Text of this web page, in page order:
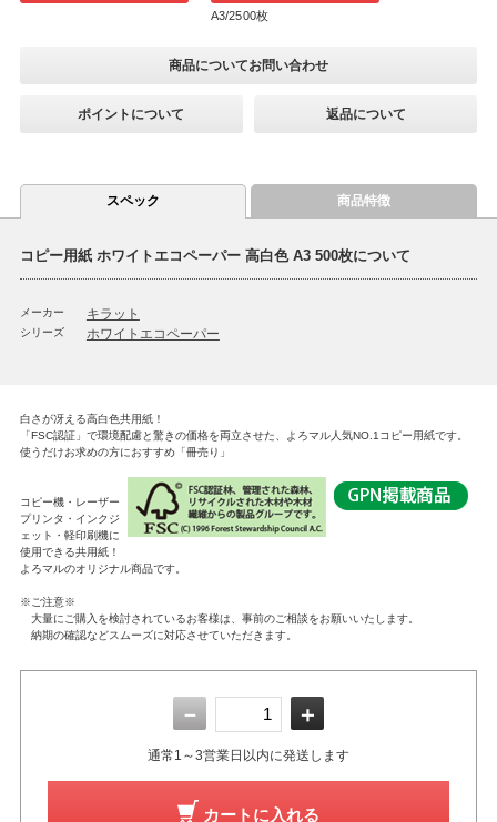
A3/2500枚
商品についてお問い合わせ
ポイントについて 返品について
スペック 商品特徴
コピー用紙 ホワイトエコペーパー 高白色 A3 500枚について
メーカー キラット
シリーズ ホワイトエコペーパー
白さが冴える高白色共用紙！
「FSC認証」で環境配慮と驚きの価格を両立させた、よろマル人気NO.1コピー用紙です。
使うだけお求めの方におすすめ「冊売り」
コピー機・レーザー
プリンタ・インクジ
ェット・軽印刷機に
使用できる共用紙！
よろマルのオリジナル商品です。
※ご注意※
大量にご購入を検討されているお客様は、事前のご相談をお願いいたします。
納期の確認などスムーズに対応させていただきます。
－ ＋
通常1～3営業日以内に発送します
カートに入れる